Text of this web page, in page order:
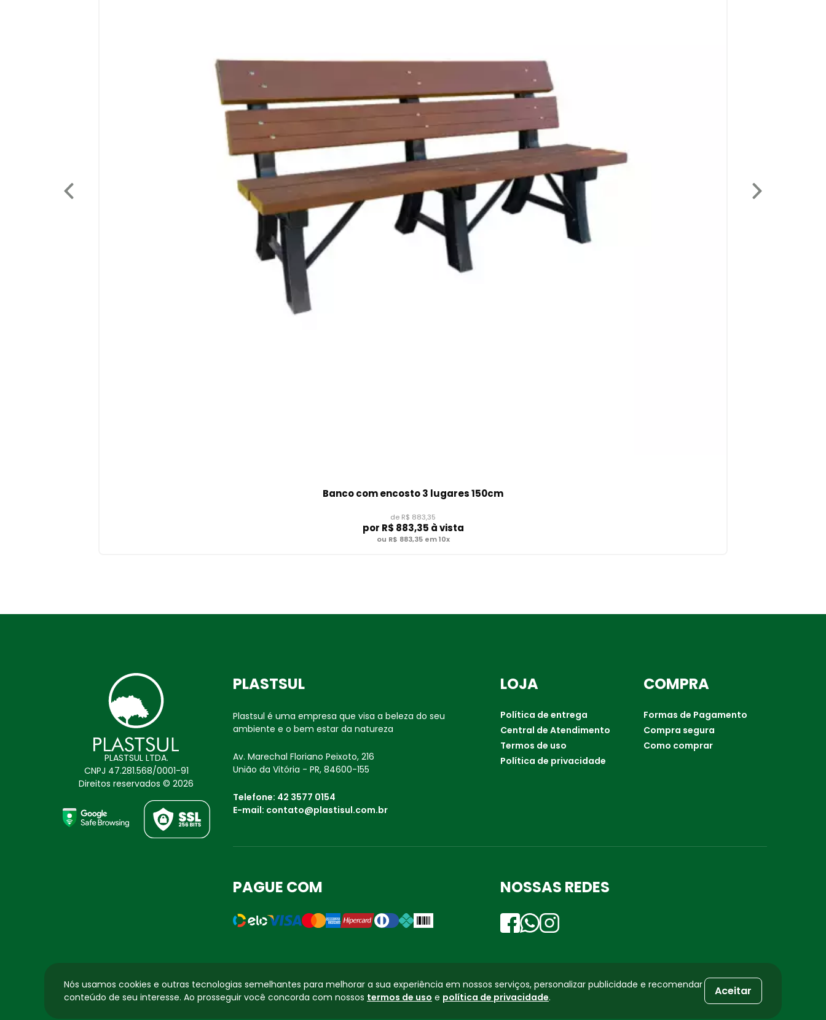
Banco com encosto 3 lugares 150cm
de R$ 883,35
por R$ 883,35 à vista
ou R$ 883,35 em 10x
PLASTSUL LTDA.
CNPJ 47.281.568/0001-91
Direitos reservados © 2026
PLASTSUL
Plastsul é uma empresa que visa a beleza do seu
ambiente e o bem estar da natureza
Av. Marechal Floriano Peixoto, 216
União da Vitória - PR, 84600-155
Telefone: 42 3577 0154
E-mail: contato@plastisul.com.br
LOJA
Política de entrega
Central de Atendimento
Termos de uso
Política de privacidade
COMPRA
Formas de Pagamento
Compra segura
Como comprar
PAGUE COM NOSSAS REDES
Desenvolvido por
Aceitar
Nós usamos cookies e outras tecnologias semelhantes para melhorar a sua experiência em nossos serviços, personalizar publicidade e recomendar
conteúdo de seu interesse. Ao prosseguir você concorda com nossos termos de uso e política de privacidade.